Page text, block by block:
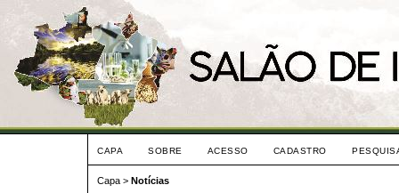
CAPA SOBRE ACESSO CADASTRO
Capa > Notícias